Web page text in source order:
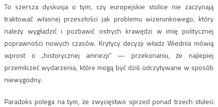
To szersza dyskusja o tym, czy europejskie stolice nie zaczynają
traktować własnej przeszłości jak problemu wizerunkowego, który
należy wygładzić i pozbawić ostrych krawędzi w imię politycznej
poprawności nowych czasów. Krytycy decyzji władz Wiednia mówią
wprost o „historycznej amnezji” — przekonaniu, że najlepiej
przemilczeć wydarzenia, które mogą być dziś odczytywane w sposób
niewygodny.
Paradoks polega na tym, że zwycięstwo sprzed ponad trzech stuleci